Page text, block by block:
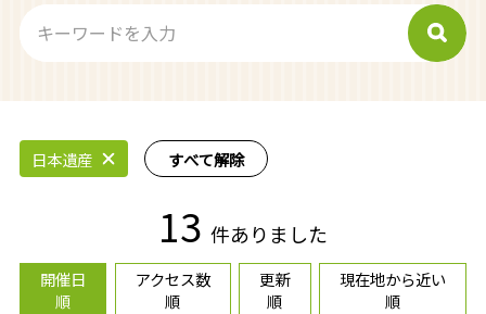
日本遺産 すべて解除
13 件ありました
開催日
順
アクセス数
順
更新
順
現在地から近い
順